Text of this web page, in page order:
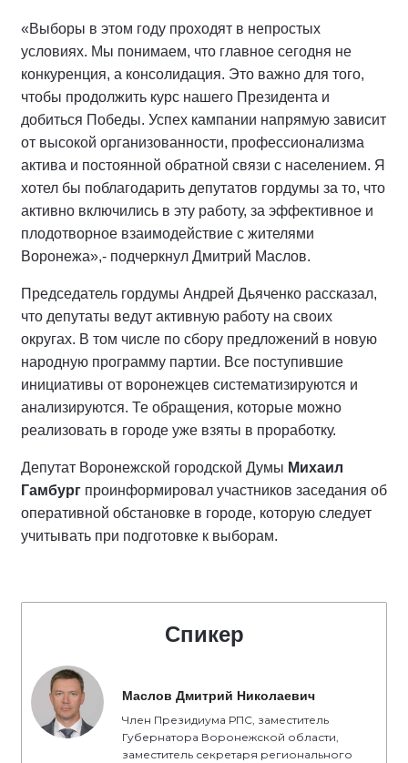
«Выборы в этом году проходят в непростых
условиях. Мы понимаем, что главное сегодня не
конкуренция, а консолидация. Это важно для того,
чтобы продолжить курс нашего Президента и
добиться Победы. Успех кампании напрямую зависит
от высокой организованности, профессионализма
актива и постоянной обратной связи с населением. Я
хотел бы поблагодарить депутатов гордумы за то, что
активно включились в эту работу, за эффективное и
плодотворное взаимодействие с жителями
Воронежа»,- подчеркнул Дмитрий Маслов.
Председатель гордумы Андрей Дьяченко рассказал,
что депутаты ведут активную работу на своих
округах. В том числе по сбору предложений в новую
народную программу партии. Все поступившие
инициативы от воронежцев систематизируются и
анализируются. Те обращения, которые можно
реализовать в городе уже взяты в проработку.
Депутат Воронежской городской Думы Михаил
Гамбург проинформировал участников заседания об
оперативной обстановке в городе, которую следует
учитывать при подготовке к выборам.
Спикер
Маслов Дмитрий Николаевич
Член Президиума РПС, заместитель
Губернатора Воронежской области,
заместитель секретаря регионального